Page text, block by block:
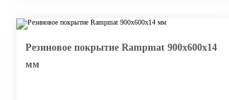
Резиновое покрытие Rampmat 900х600х14
мм